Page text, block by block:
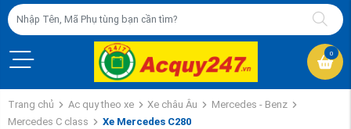
0
Trang chủ Ac quy theo xe Xe châu Âu
Mercedes - Benz
Mercedes C class
Xe Mercedes C280